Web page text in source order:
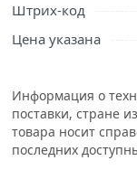
Ознакомьтесь с
описанием и
правильный
Штрих-код
Цена указана
Информация о
поставки, стране
товара носит
последних